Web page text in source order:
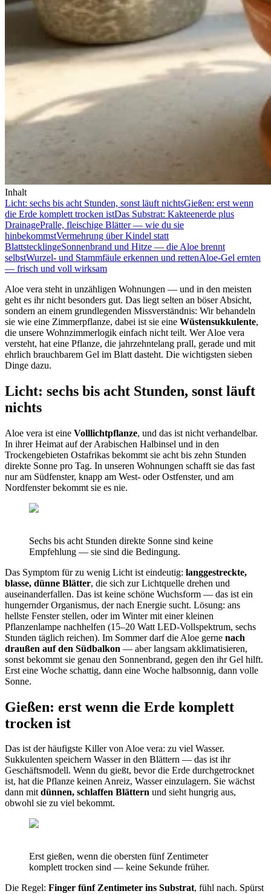
Inhalt
Licht: sechs bis acht Stunden, sonst läuft nichtsGießen: erst wenn
die Erde komplett trocken istDas Substrat: Kakteenerde plus
DrainagePralle, fleischige Blätter — wie du sie
hinbekommstVermehrung über Kindel statt
BlattstecklingeSonnenbrand und Hitze — die Aloe brennt
selbstWurzel- und Stammfäule erkennen und rettenAloe-Gel ernten
— frisch und voll wirksam
Aloe vera steht in unzähligen Wohnungen — und in den meisten
geht es ihr nicht besonders gut. Das liegt selten an böser Absicht,
sondern an einem grundlegenden Missverständnis: Wir behandeln
sie wie eine Zimmerpflanze, dabei ist sie eine Wüstensukkulente,
die unsere Wohnzimmerlogik einfach nicht teilt. Wer Aloe vera
versteht, hat eine Pflanze, die jahrzehntelang prall, gerade und mit
ehrlich brauchbarem Gel im Blatt dasteht. Die wichtigsten sieben
Dinge dazu.
Licht: sechs bis acht Stunden, sonst läuft
nichts
Aloe vera ist eine Volllichtpflanze, und das ist nicht verhandelbar.
In ihrer Heimat auf der Arabischen Halbinsel und in den
Trockengebieten Ostafrikas bekommt sie acht bis zehn Stunden
direkte Sonne pro Tag. In unseren Wohnungen schafft sie das fast
nur am Südfenster, knapp am West- oder Ostfenster, und am
Nordfenster bekommt sie es nie.
Sechs bis acht Stunden direkte Sonne sind keine
Empfehlung — sie sind die Bedingung.
Das Symptom für zu wenig Licht ist eindeutig: langgestreckte,
blasse, dünne Blätter, die sich zur Lichtquelle drehen und
auseinanderfallen. Das ist keine schöne Wuchsform — das ist ein
hungernder Organismus, der nach Energie sucht. Lösung: ans
hellste Fenster stellen, oder im Winter mit einer kleinen
Pflanzenlampe nachhelfen (15–20 Watt LED-Vollspektrum, sechs
Stunden täglich reichen). Im Sommer darf die Aloe gerne nach
draußen auf den Südbalkon — aber langsam akklimatisieren,
sonst bekommt sie genau den Sonnenbrand, gegen den ihr Gel hilft.
Erst eine Woche schattig, dann eine Woche halbsonnig, dann volle
Sonne.
Gießen: erst wenn die Erde komplett
trocken ist
Das ist der häufigste Killer von Aloe vera: zu viel Wasser.
Sukkulenten speichern Wasser in den Blättern — das ist ihr
Geschäftsmodell. Wenn du gießt, bevor die Erde durchgetrocknet
ist, hat die Pflanze keinen Anreiz, Wasser einzulagern. Sie wächst
dann mitdünnen, schlaffen Blättern und sieht hungrig aus,
obwohl sie zu viel bekommt.
Erst gießen, wenn die obersten fünf Zentimeter
komplett trocken sind — keine Sekunde früher.
Die Regel: Finger fünf Zentimeter ins Substrat, fühl nach. Spürst